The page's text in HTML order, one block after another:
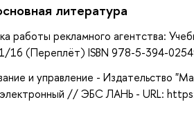
литература
работы рекламного агентства:
16 (Переплёт) ISBN 978-5-394-
и управление - Издательство
// ЭБС ЛАНЬ - URL: